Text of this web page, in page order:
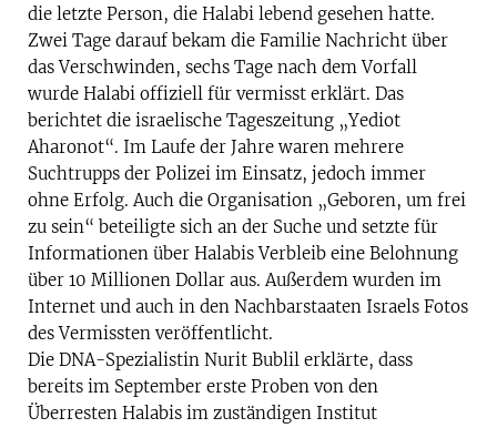
die letzte Person, die Halabi lebend gesehen hatte.
Zwei Tage darauf bekam die Familie Nachricht über
das Verschwinden, sechs Tage nach dem Vorfall
wurde Halabi offiziell für vermisst erklärt. Das
berichtet die israelische Tageszeitung „Yediot
Aharonot“. Im Laufe der Jahre waren mehrere
Suchtrupps der Polizei im Einsatz, jedoch immer
ohne Erfolg. Auch die Organisation „Geboren, um frei
zu sein“ beteiligte sich an der Suche und setzte für
Informationen über Halabis Verbleib eine Belohnung
über 10 Millionen Dollar aus. Außerdem wurden im
Internet und auch in den Nachbarstaaten Israels Fotos
des Vermissten veröffentlicht.
Die DNA-Spezialistin Nurit Bublil erklärte, dass
bereits im September erste Proben von den
Überresten Halabis im zuständigen Institut